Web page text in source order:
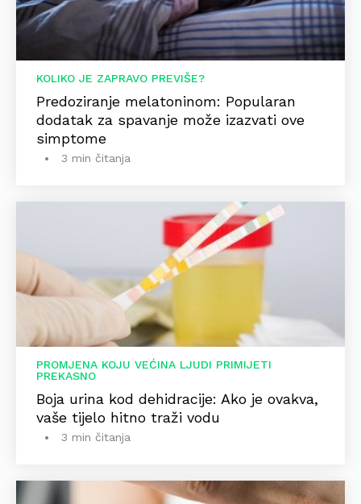
KOLIKO JE ZAPRAVO PREVIŠE?
Predoziranje melatoninom: Popularan
dodatak za spavanje može izazvati ove
simptome
3 min čitanja
PROMJENA KOJU VEĆINA LJUDI PRIMIJETI
PREKASNO
Boja urina kod dehidracije: Ako je ovakva,
vaše tijelo hitno traži vodu
3 min čitanja